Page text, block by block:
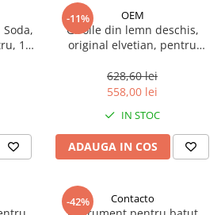
rece
1
-11% OEM
Girolle din lemn deschis,
original elvetian, pentru
Moine, 1 buc
628,60 lei
558,00 lei
IN STOC
ADAUGA IN COS
-42% Contacto